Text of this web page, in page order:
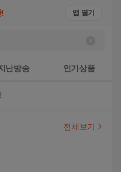
! 앱 열기
난방송 인기상품
전체보기